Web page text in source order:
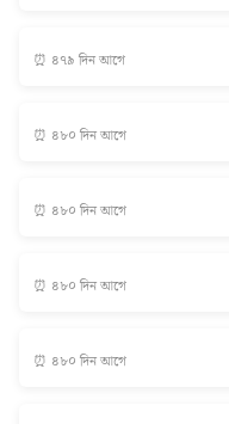
⏰ ৪৭৯ দিন আগে
⏰ ৪৮০ দিন আগে
⏰ ৪৮০ দিন আগে
⏰ ৪৮০ দিন আগে
⏰ ৪৮০ দিন আগে